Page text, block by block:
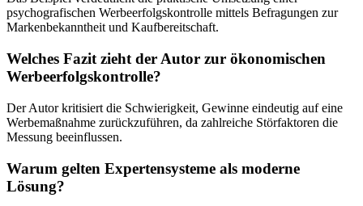
psychografischen Werbeerfolgskontrolle mittels Befragungen zur
Markenbekanntheit und Kaufbereitschaft.
Welches Fazit zieht der Autor zur ökonomischen
Werbeerfolgskontrolle?
Der Autor kritisiert die Schwierigkeit, Gewinne eindeutig auf eine
Werbemaßnahme zurückzuführen, da zahlreiche Störfaktoren die
Messung beeinflussen.
Warum gelten Expertensysteme als moderne
Lösung?